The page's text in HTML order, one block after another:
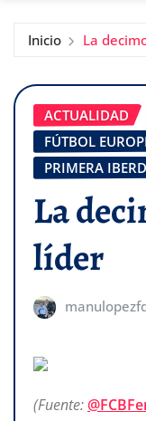
Inicio La
ACTUALIDAD
FÚTBOL
PRIMERA
La
líder
(Fuente: